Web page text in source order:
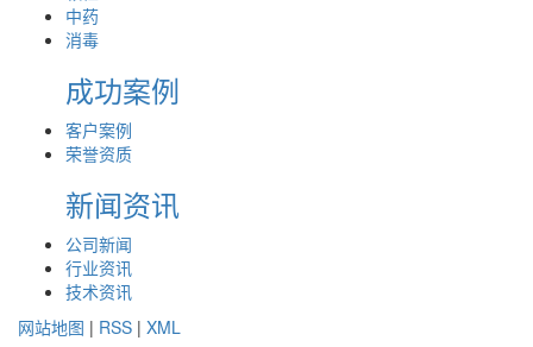
中药
消毒
成功案例
客户案例
荣誉资质
新闻资讯
公司新闻
行业资讯
技术资讯
网站地图 | RSS | XML